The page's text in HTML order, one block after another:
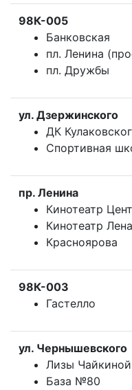
98К-005
Банковская
пл. Ленина
пл. Дружбы
ул. Дзержинского
ДК
Спортивная
пр. Ленина
Кинотеатр
Кинотеатр Лена
Красноярова
98К-003
Гастелло
ул. Чернышевского
Лизы Чайкиной
База №80